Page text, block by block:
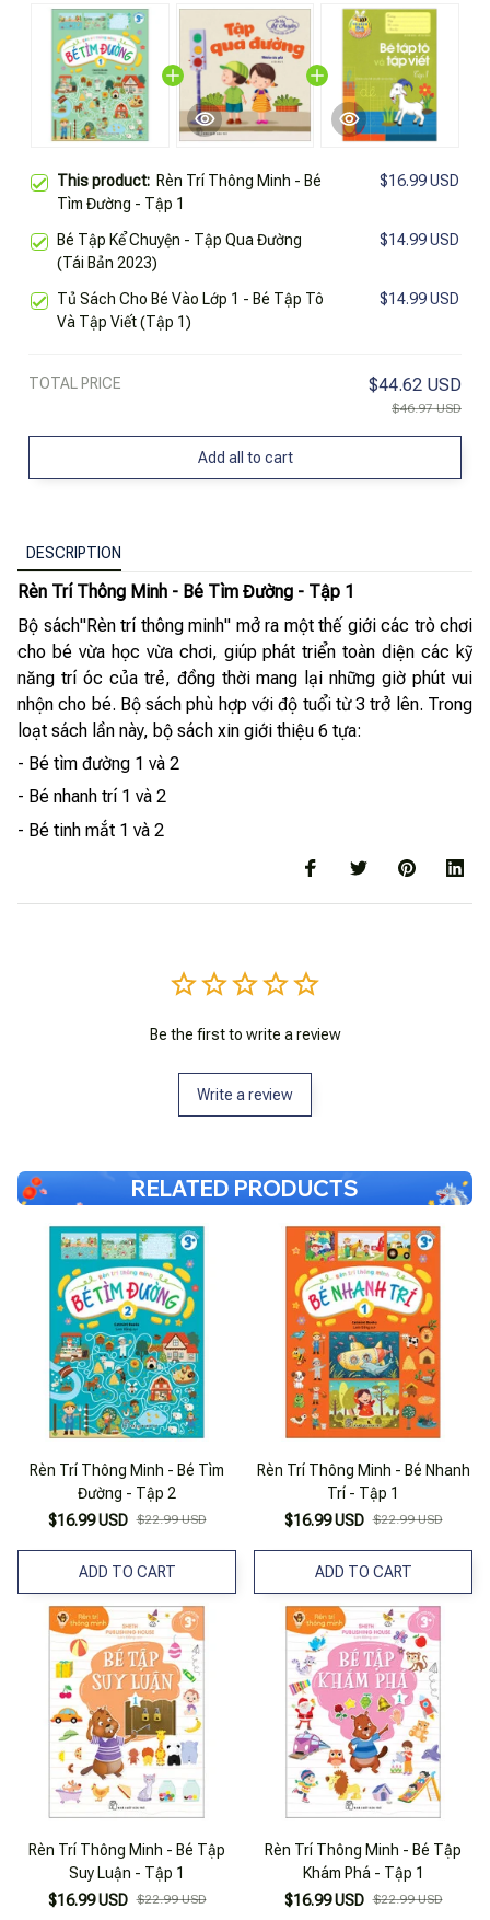
This product: Rèn Trí Thông Minh - Bé
Tìm Đường - Tập 1
$16.99 USD
Bé Tập Kể Chuyện - Tập Qua Đường
(Tái Bản 2023)
$14.99 USD
Tủ Sách Cho Bé Vào Lớp 1 - Bé Tập Tô
Và Tập Viết (Tập 1)
$14.99 USD
TOTAL PRICE $44.62 USD
$46.97 USD
Add all to cart
DESCRIPTION
Rèn Trí Thông Minh - Bé Tìm Đường - Tập 1
Bộ sách"Rèn trí thông minh" mở ra một thế giới các trò chơi
cho bé vừa học vừa chơi, giúp phát triển toàn diện các kỹ
năng trí óc của trẻ, đồng thời mang lại những giờ phút vui
nhộn cho bé. Bộ sách phù hợp với độ tuổi từ 3 trở lên. Trong
loạt sách lần này, bộ sách xin giới thiệu 6 tựa:
- Bé tìm đường 1 và 2
- Bé nhanh trí 1 và 2
- Bé tinh mắt 1 và 2
Be the first to write a review
Write a review
RELATED PRODUCTS
Rèn Trí Thông Minh - Bé Tìm
Đường - Tập 2
$16.99 USD $22.99 USD
ADD TO CART
Rèn Trí Thông Minh - Bé Nhanh
Trí - Tập 1
$16.99 USD $22.99 USD
ADD TO CART
Rèn Trí Thông Minh - Bé Tập
Suy Luận - Tập 1
$16.99 USD $22.99 USD
Rèn Trí Thông Minh - Bé Tập
Khám Phá - Tập 1
$16.99 USD $22.99 USD